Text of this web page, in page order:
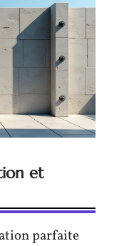
et
parfaite